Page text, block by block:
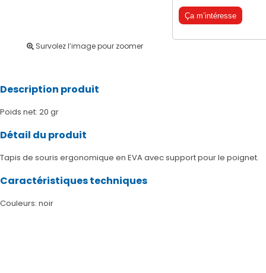
Survolez l’image pour zoomer
Ça m’intéresse
Description produit
Poids net: 20 gr
Détail du produit
Tapis de souris ergonomique en EVA avec support pour le poignet.
Caractéristiques techniques
Couleurs: noir